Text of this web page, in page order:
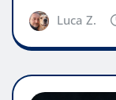
Luca Z.